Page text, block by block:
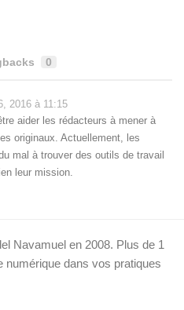
0
2016 à 11:15
aider les rédacteurs à mener à
originaux. Actuellement, les
mal à trouver des outils de travail
leur mission.
Navamuel en 2008. Plus de 1
numérique dans vos pratiques